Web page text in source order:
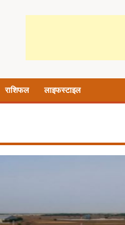
राशिफल लाइफस्टाइल